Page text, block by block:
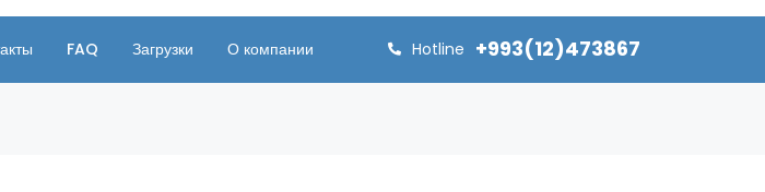
FAQ Загрузки О компании Hotline +993(12)473867